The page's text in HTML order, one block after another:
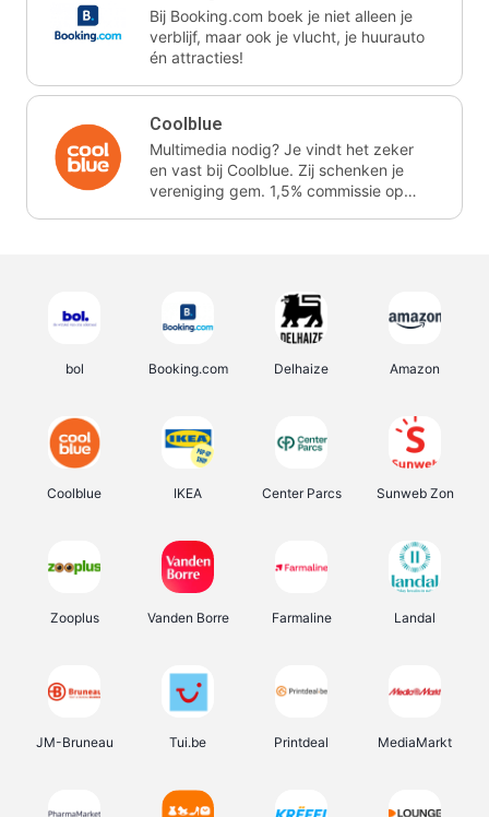
Bij Booking.com boek je niet alleen je
verblijf, maar ook je vlucht, je huurauto
én attracties!
Coolblue
Multimedia nodig? Je vindt het zeker
en vast bij Coolblue. Zij schenken je
vereniging gem. 1,5% commissie op
bol Booking.com Delhaize Amazon
Coolblue IKEA Center Parcs Sunweb Zon
Zooplus Vanden Borre Farmaline Landal
JM-Bruneau Tui.be Printdeal MediaMarkt